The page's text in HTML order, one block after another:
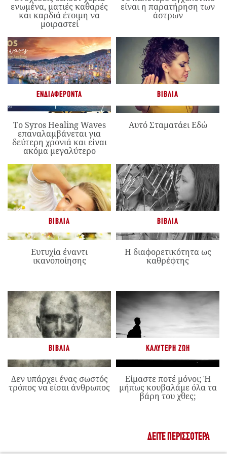
ενωμένα, ματιές καθαρές
και καρδιά έτοιμη να
μοιραστεί
είναι η παρατήρηση των
άστρων
ΕΝΔΙΑΦΈΡΟΝΤΑ
Το Syros Healing Waves
επαναλαμβάνεται για
δεύτερη χρονιά και είναι
ακόμα μεγαλύτερο
ΒΙΒΛΊΑ
Αυτό Σταματάει Εδώ
ΒΙΒΛΊΑ
Ευτυχία έναντι
ικανοποίησης
ΒΙΒΛΊΑ
Η διαφορετικότητα ως
καθρέφτης
ΒΙΒΛΊΑ
Δεν υπάρχει ένας σωστός
τρόπος να είσαι άνθρωπος
ΚΑΛΎΤΕΡΗ ΖΩΉ
Είμαστε ποτέ μόνοι; Ή
μήπως κουβαλάμε όλα τα
βάρη του χθες;
ΔΕΊΤΕ ΠΕΡΙΣΣΌΤΕΡΑ